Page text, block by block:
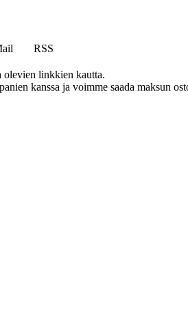
RSS
olevien linkkien kautta.
kanssa ja voimme saada maksun